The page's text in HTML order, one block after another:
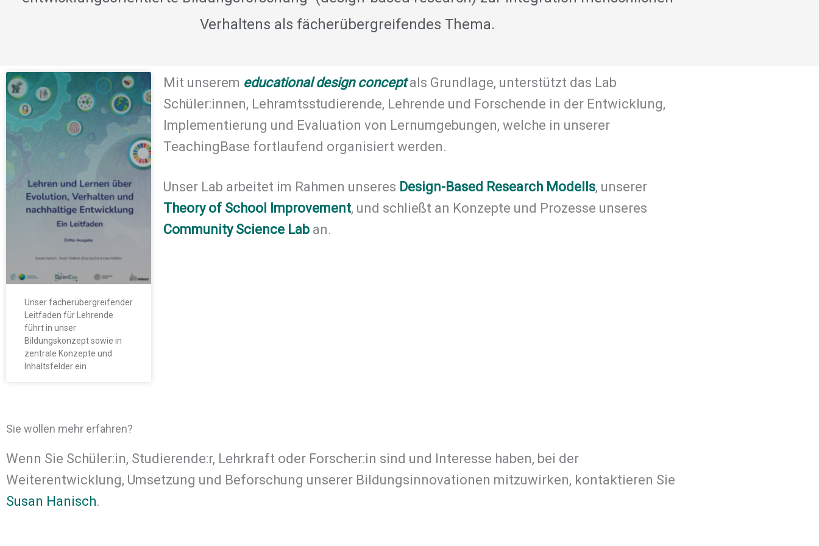
Verhaltens als fächerübergreifendes Thema.
Unser fächerübergreifender
Leitfaden für Lehrende
führt in unser
Bildungskonzept sowie in
zentrale Konzepte und
Inhaltsfelder ein
Mit unserem educational design conceptals Grundlage, unterstützt das Lab
Schüler:innen, Lehramtsstudierende, Lehrende und Forschende in der Entwicklung,
Implementierung und Evaluation von Lernumgebungen, welche in unserer
TeachingBase fortlaufend organisiert werden.
Unser Lab arbeitet im Rahmen unseres Design-Based Research Modells, unserer
Theory of School Improvement, und schließt an Konzepte und Prozesse unseres
Community Science Lab an.
Sie wollen mehr erfahren?
Wenn Sie Schüler:in, Studierende:r, Lehrkraft oder Forscher:in sind und Interesse haben, bei der
Weiterentwicklung, Umsetzung und Beforschung unserer Bildungsinnovationen mitzuwirken, kontaktieren Sie
Susan Hanisch.